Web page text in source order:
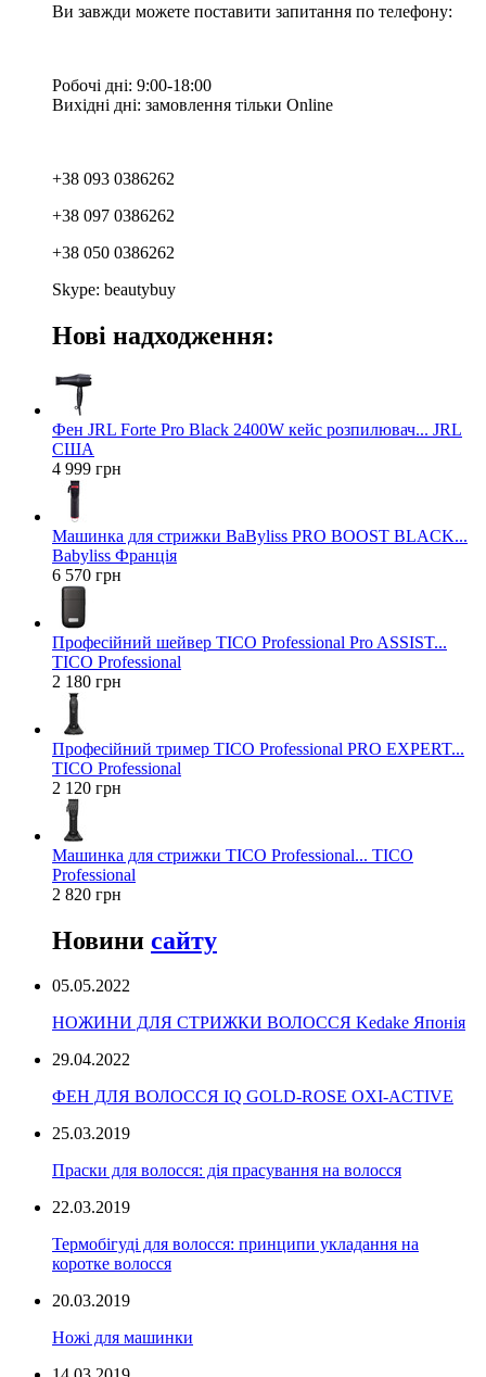
Ви завжди можете поставити запитання по телефону:
Робочі дні: 9:00-18:00
Вихідні дні: замовлення тільки Online
+38 093 0386262
+38 097 0386262
+38 050 0386262
Skype: beautybuy
Нові надходження:
Фен JRL Forte Pro Black 2400W кейс розпилювач... JRL
США
4 999 грн
Машинка для стрижки BaByliss PRO BOOST BLACK...
Babyliss Франція
6 570 грн
Професійний шейвер TICO Professional Pro ASSIST...
TICO Professional
2 180 грн
Професійний тример TICO Professional PRO EXPERT...
TICO Professional
2 120 грн
Машинка для стрижки TICO Professional... TICO
Professional
2 820 грн
Новини сайту
05.05.2022
НОЖИНИ ДЛЯ СТРИЖКИ ВОЛОССЯ Kedake Японія
29.04.2022
ФЕН ДЛЯ ВОЛОССЯ IQ GOLD-ROSE OXI-ACTIVE
25.03.2019
Праски для волосся: дія прасування на волосся
22.03.2019
Термобігуді для волосся: принципи укладання на
коротке волосся
20.03.2019
Ножі для машинки